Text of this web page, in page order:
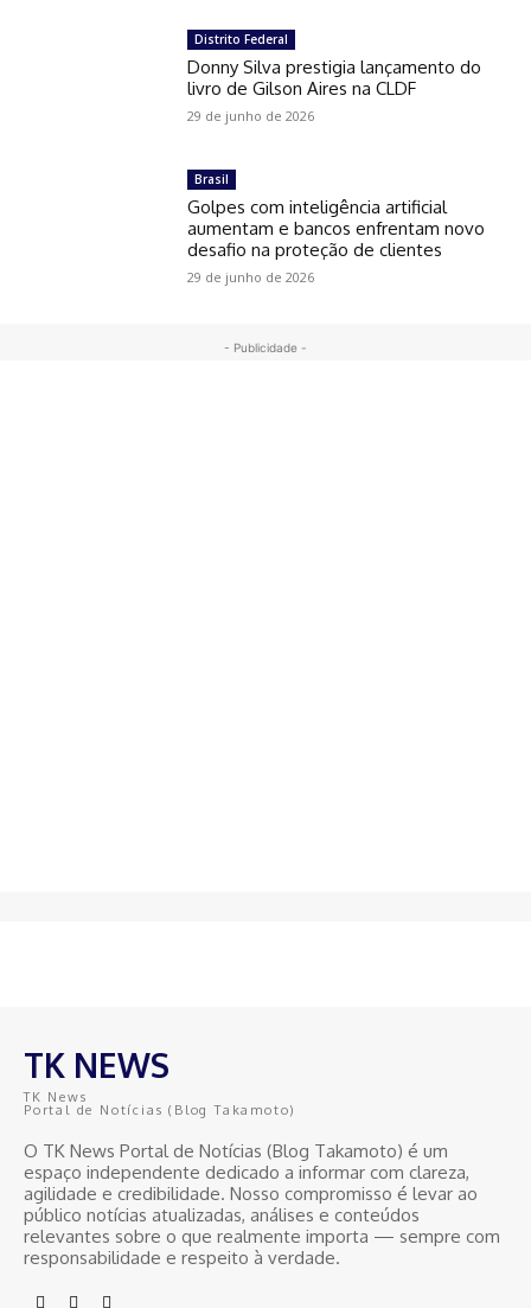
Distrito Federal
Donny Silva prestigia lançamento do
livro de Gilson Aires na CLDF
29 de junho de 2026
Brasil
Golpes com inteligência artificial
aumentam e bancos enfrentam novo
desafio na proteção de clientes
29 de junho de 2026
- Publicidade -
TK NEWS
TK News
Portal de Notícias (Blog Takamoto)
O TK News Portal de Notícias (Blog Takamoto) é um
espaço independente dedicado a informar com clareza,
agilidade e credibilidade. Nosso compromisso é levar ao
público notícias atualizadas, análises e conteúdos
relevantes sobre o que realmente importa — sempre com
responsabilidade e respeito à verdade.